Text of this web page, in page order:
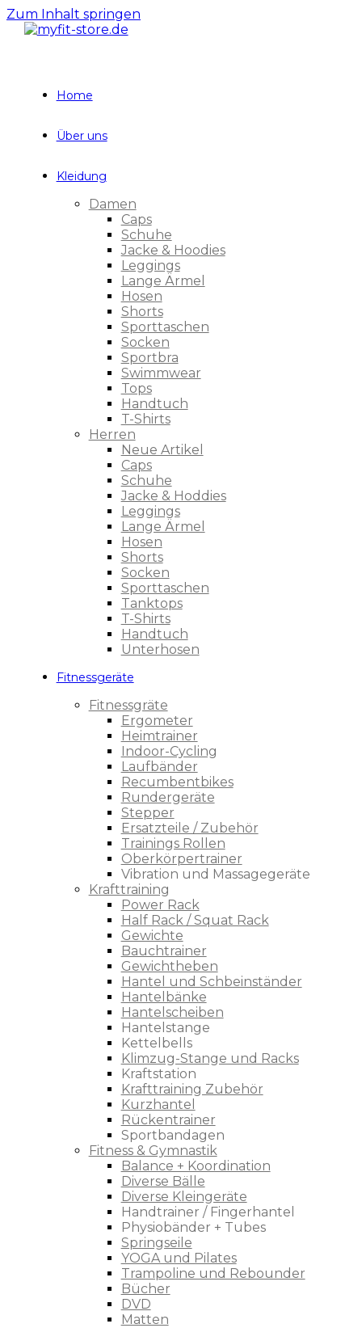
Zum Inhalt springen
Home
Über uns
Kleidung
Damen
Caps
Schuhe
Jacke & Hoodies
Leggings
Lange Ärmel
Hosen
Shorts
Sporttaschen
Socken
Sportbra
Swimmwear
Tops
Handtuch
T-Shirts
Herren
Neue Artikel
Caps
Schuhe
Jacke & Hoddies
Leggings
Lange Ärmel
Hosen
Shorts
Socken
Sporttaschen
Tanktops
T-Shirts
Handtuch
Unterhosen
Fitnessgeräte
Fitnessgräte
Ergometer
Heimtrainer
Indoor-Cycling
Laufbänder
Recumbentbikes
Rundergeräte
Stepper
Ersatzteile / Zubehör
Trainings Rollen
Oberkörpertrainer
Vibration und Massagegeräte
Krafttraining
Power Rack
Half Rack / Squat Rack
Gewichte
Bauchtrainer
Gewichtheben
Hantel und Schbeinständer
Hantelbänke
Hantelscheiben
Hantelstange
Kettelbells
Klimzug-Stange und Racks
Kraftstation
Krafttraining Zubehör
Kurzhantel
Rückentrainer
Sportbandagen
Fitness & Gymnastik
Balance + Koordination
Diverse Bälle
Diverse Kleingeräte
Handtrainer / Fingerhantel
Physiobänder + Tubes
Springseile
YOGA und Pilates
Trampoline und Rebounder
Bücher
DVD
Matten